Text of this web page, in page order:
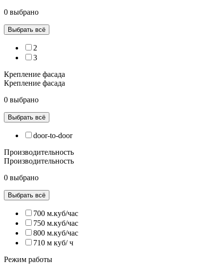
0 выбрано
Выбрать всё
2
3
Крепление фасада
Крепление фасада
0 выбрано
Выбрать всё
door-to-door
Производительность
Производительность
0 выбрано
Выбрать всё
700 м.куб/час
750 м.куб/час
800 м.куб/час
710 м куб/ ч
Режим работы